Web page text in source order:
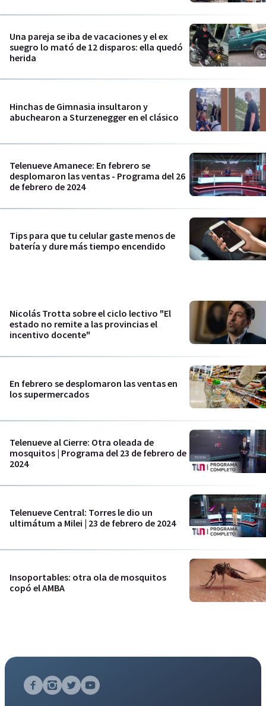
Una pareja se iba de vacaciones y el ex
suegro lo mató de 12 disparos: ella quedó
herida
Hinchas de Gimnasia insultaron y
abuchearon a Sturzenegger en el clásico
Telenueve Amanece: En febrero se
desplomaron las ventas - Programa del 26
de febrero de 2024
Tips para que tu celular gaste menos de
batería y dure más tiempo encendido
Nicolás Trotta sobre el ciclo lectivo "El
estado no remite a las provincias el
incentivo docente"
En febrero se desplomaron las ventas en
los supermercados
Telenueve al Cierre: Otra oleada de
mosquitos | Programa del 23 de febrero de
2024
Telenueve Central: Torres le dio un
ultimátum a Milei | 23 de febrero de 2024
Insoportables: otra ola de mosquitos
copó el AMBA